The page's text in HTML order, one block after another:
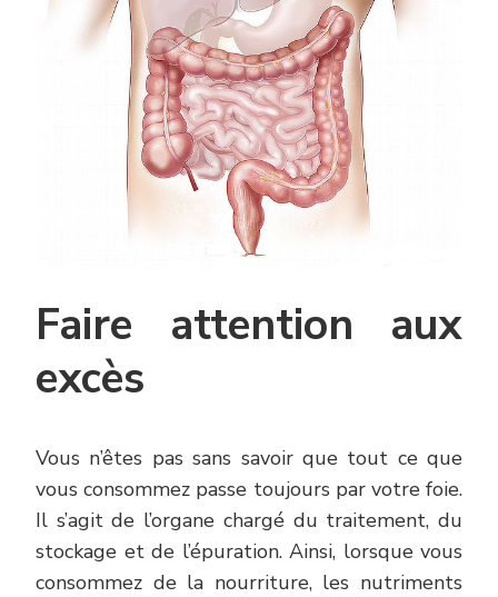
Faire attention aux
excès
Vous n’êtes pas sans savoir que tout ce que
vous consommez passe toujours par votre foie.
Il s’agit de l’organe chargé du traitement, du
stockage et de l’épuration. Ainsi, lorsque vous
consommez de la nourriture, les nutriments